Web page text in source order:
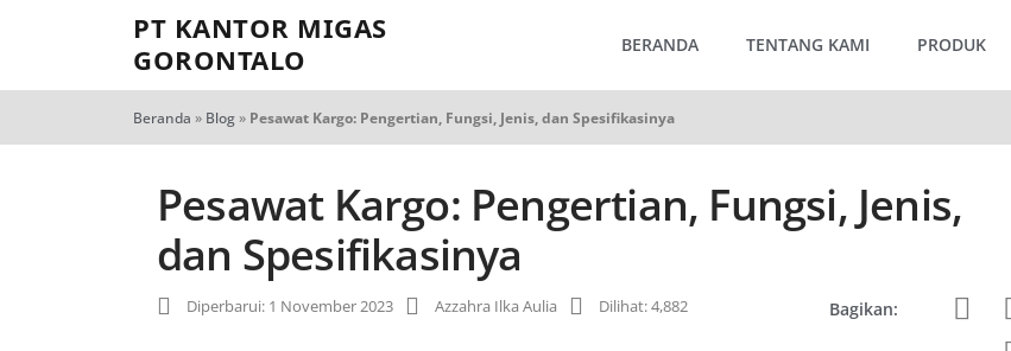
PT KANTOR MIGAS
GORONTALO
BERANDA TENTANG KAMI PRODUK
Beranda » Blog» Pesawat Kargo: Pengertian, Fungsi, Jenis, dan Spesifikasinya
Pesawat Kargo: Pengertian, Fungsi, Jenis,
dan Spesifikasinya
Diperbarui: 1 November 2023 Azzahra Ilka Aulia Dilihat: 4,882 Bagikan: